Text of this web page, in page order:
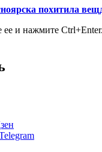
похитила
и нажмите Ctrl+Enter.